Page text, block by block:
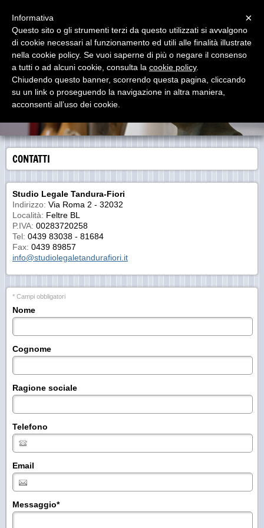
Studio Legale Tandura - Fiori
CONTATTI
Studio Legale Tandura-Fiori
Indirizzo: Via Roma 2 - 32032
Località: Feltre BL
P.IVA: 00283720258
Tel: 0439 83038 - 81684
Fax: 0439 89857
info@studiolegaletandurafiori.it
* Campi obbligatori
Nome
Cognome
Ragione sociale
Telefono
Email
Messaggio*
×
Informativa
Questo sito o gli strumenti terzi da questo utilizzati si avvalgono
di cookie necessari al funzionamento ed utili alle finalità illustrate
nella cookie policy. Se vuoi saperne di più o negare il consenso
a tutti o ad alcuni cookie, consulta la cookie policy.
Chiudendo questo banner, scorrendo questa pagina, cliccando
su un link o proseguendo la navigazione in altra maniera,
acconsenti all’uso dei cookie.